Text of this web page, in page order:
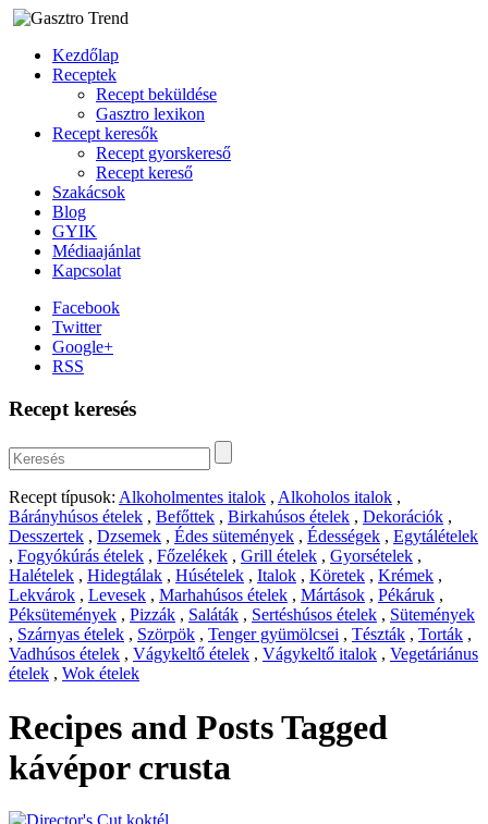
Kezdőlap
Receptek
Recept beküldése
Gasztro lexikon
Recept keresők
Recept gyorskereső
Recept kereső
Szakácsok
Blog
GYIK
Médiaajánlat
Kapcsolat
Facebook
Twitter
Google+
RSS
Recept keresés
Recept típusok: Alkoholmentes italok , Alkoholos italok ,
Bárányhúsos ételek , Befőttek , Birkahúsos ételek , Dekorációk ,
Desszertek , Dzsemek , Édes sütemények , Édességek , Egytálételek
, Fogyókúrás ételek , Főzelékek , Grill ételek , Gyorsételek ,
Halételek , Hidegtálak , Húsételek , Italok , Köretek , Krémek ,
Lekvárok , Levesek , Marhahúsos ételek , Mártások , Pékáruk ,
Péksütemények , Pizzák , Saláták , Sertéshúsos ételek , Sütemények
, Szárnyas ételek , Szörpök , Tenger gyümölcsei , Tészták , Torták ,
Vadhúsos ételek , Vágykeltő ételek , Vágykeltő italok , Vegetáriánus
ételek , Wok ételek
Recipes and Posts Tagged
kávépor crusta